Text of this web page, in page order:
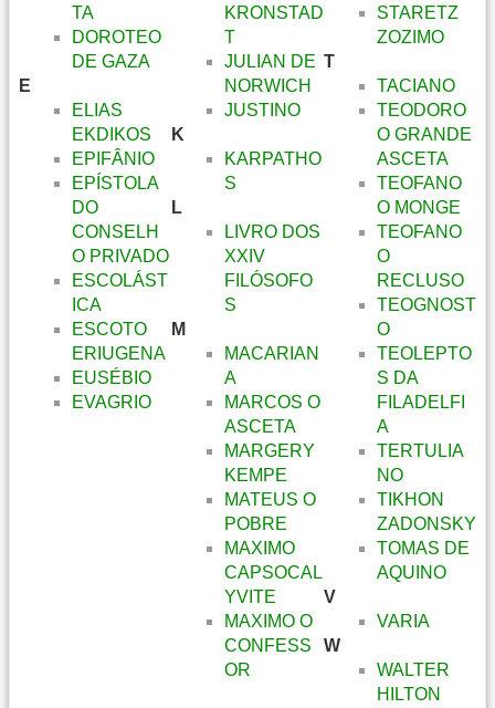
TA
DOROTEO
DE GAZA
E
ELIAS
EKDIKOS
EPIFÂNIO
EPÍSTOLA
DO
CONSELH
O PRIVADO
ESCOLÁST
ICA
ESCOTO
ERIUGENA
EUSÉBIO
EVAGRIO
KRONSTAD
T
JULIAN DE
NORWICH
JUSTINO
K
KARPATHO
S
L
LIVRO DOS
XXIV
FILÓSOFO
S
M
MACARIAN
A
MARCOS O
ASCETA
MARGERY
KEMPE
MATEUS O
POBRE
MAXIMO
CAPSOCAL
YVITE
MAXIMO O
CONFESS
OR
STARETZ
ZOZIMO
T
TACIANO
TEODORO
O GRANDE
ASCETA
TEOFANO
O MONGE
TEOFANO
O
RECLUSO
TEOGNOST
O
TEOLEPTO
S DA
FILADELFI
A
TERTULIA
NO
TIKHON
ZADONSKY
TOMAS DE
AQUINO
V
VARIA
W
WALTER
HILTON